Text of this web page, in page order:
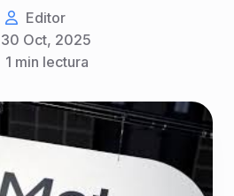
Editor
30 Oct, 2025
1 min lectura